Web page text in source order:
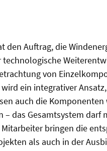
den Auftrag, die
von
ein integrativer
auch die
das Gesamtsystem darf
bringen die
als auch in der